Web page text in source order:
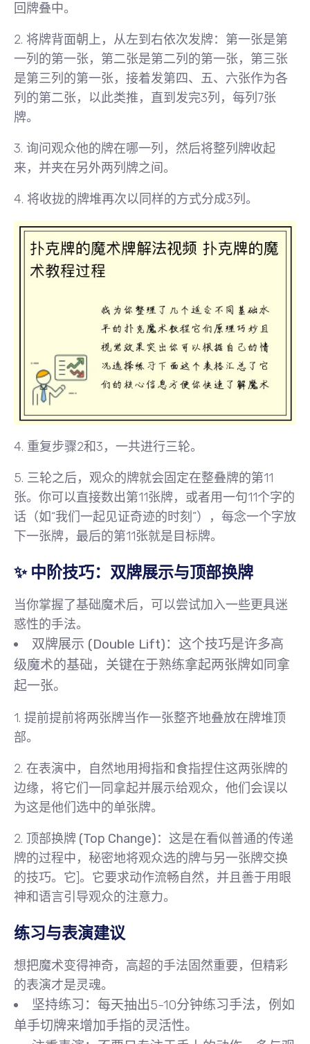
回牌叠中。
2. 将牌背面朝上，从左到右依次发牌：第一张是第
一列的第一张，第二张是第二列的第一张，第三张
是第三列的第一张，接着发第四、五、六张作为各
列的第二张，以此类推，直到发完3列，每列7张
牌。
3. 询问观众他的牌在哪一列，然后将整列牌收起
来，并夹在另外两列牌之间。
4. 将收拢的牌堆再次以同样的方式分成3列。
4. 重复步骤2和3， 一共进行三轮。
5. 三轮之后，观众的牌就会固定在整叠牌的第11
张。你可以直接数出第11张牌，或者用一句11个字的
话（如“我们一起见证奇迹的时刻”），每念一个字放
下一张牌，最后的第11张就是目标牌。
✨ 中阶技巧：双牌展示与顶部换牌
当你掌握了基础魔术后，可以尝试加入一些更具迷
惑性的手法。
双牌展示 (Double Lift)：这个技巧是许多高
级魔术的基础，关键在于熟练拿起两张牌如同拿
起一张。
1. 提前提前将两张牌当作一张整齐地叠放在牌堆顶
部。
2. 在表演中，自然地用拇指和食指捏住这两张牌的
边缘，将它们一同拿起并展示给观众，他们会误以
为这是他们选中的单张牌。
2. 顶部换牌 (Top Change)：这是在看似普通的传递
牌的过程中，秘密地将观众选的牌与另一张牌交换
的技巧。它]。它要求动作流畅自然，并且善于用眼
神和语言引导观众的注意力。
练习与表演建议
想把魔术变得神奇，高超的手法固然重要，但精彩
的表演才是灵魂。
坚持练习 ：每天抽出5-10分钟练习手法，例如
单手切牌来增加手指的灵活性。